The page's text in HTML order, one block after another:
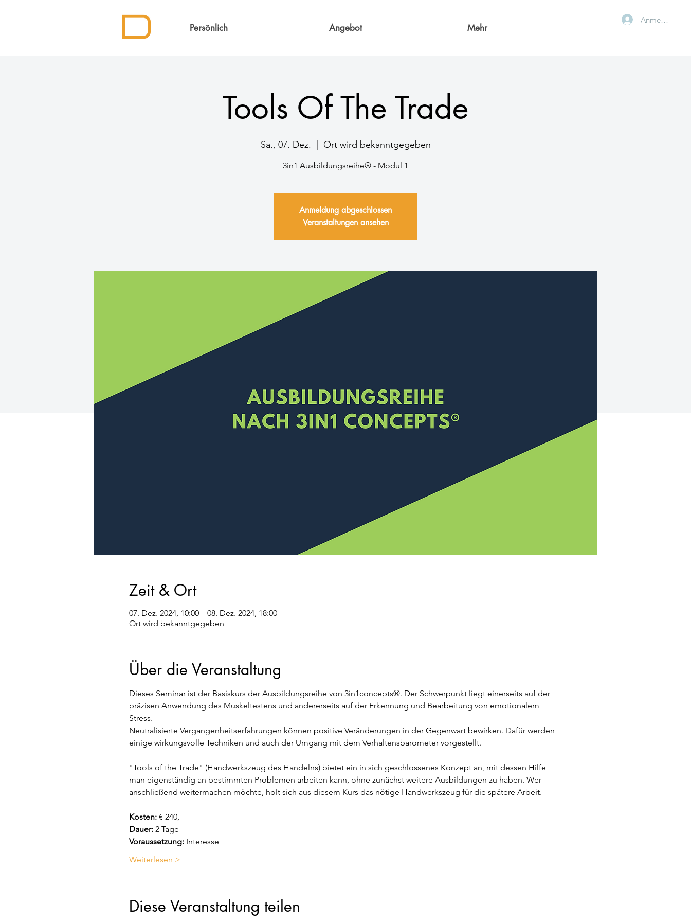
Anmelden
Persönlich Angebot Mehr
Tools Of The Trade
Sa., 07. Dez. Ort wird bekanntgegeben
3in1 Ausbildungsreihe® - Modul 1
Anmeldung abgeschlossen
Veranstaltungen ansehen
Zeit & Ort
07. Dez. 2024, 10:00 – 08. Dez. 2024, 18:00
Ort wird bekanntgegeben
Über die Veranstaltung
Dieses Seminar ist der Basiskurs der Ausbildungsreihe von 3in1concepts®. Der Schwerpunkt liegt einerseits auf der
präzisen Anwendung des Muskeltestens und andererseits auf der Erkennung und Bearbeitung von emotionalem
Stress.
Neutralisierte Vergangenheitserfahrungen können positive Veränderungen in der Gegenwart bewirken. Dafür werden
einige wirkungsvolle Techniken und auch der Umgang mit dem Verhaltensbarometer vorgestellt.
"Tools of the Trade" (Handwerkszeug des Handelns) bietet ein in sich geschlossenes Konzept an, mit dessen Hilfe
man eigenständig an bestimmten Problemen arbeiten kann, ohne zunächst weitere Ausbildungen zu haben. Wer
anschließend weitermachen möchte, holt sich aus diesem Kurs das nötige Handwerkszeug für die spätere Arbeit.
Kosten: € 240,-
Dauer: 2 Tage
Voraussetzung: Interesse
Weiterlesen >
Diese Veranstaltung teilen